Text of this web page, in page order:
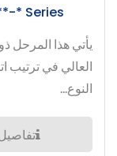
* Series
يأتي هذا المرحل
العالي في ترتيب
النوع...